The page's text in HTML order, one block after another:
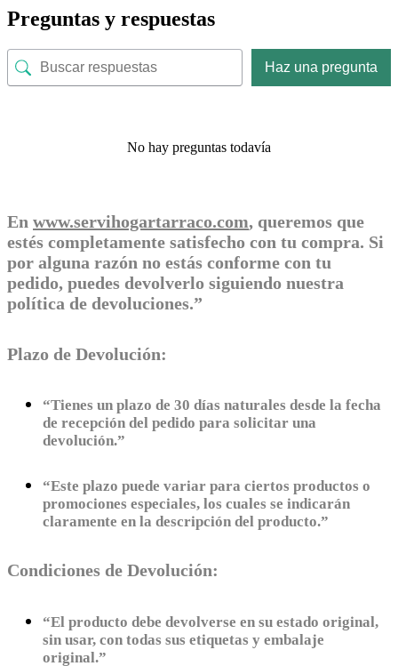
Preguntas y respuestas
Haz una pregunta
No hay preguntas todavía
En www.servihogartarraco.com, queremos que
estés completamente satisfecho con tu compra. Si
por alguna razón no estás conforme con tu
pedido, puedes devolverlo siguiendo nuestra
política de devoluciones.”
Plazo de Devolución:
“Tienes un plazo de 30 días naturales desde la fecha
de recepción del pedido para solicitar una
devolución.”
“Este plazo puede variar para ciertos productos o
promociones especiales, los cuales se indicarán
claramente en la descripción del producto.”
Condiciones de Devolución:
“El producto debe devolverse en su estado original,
sin usar, con todas sus etiquetas y embalaje
original.”